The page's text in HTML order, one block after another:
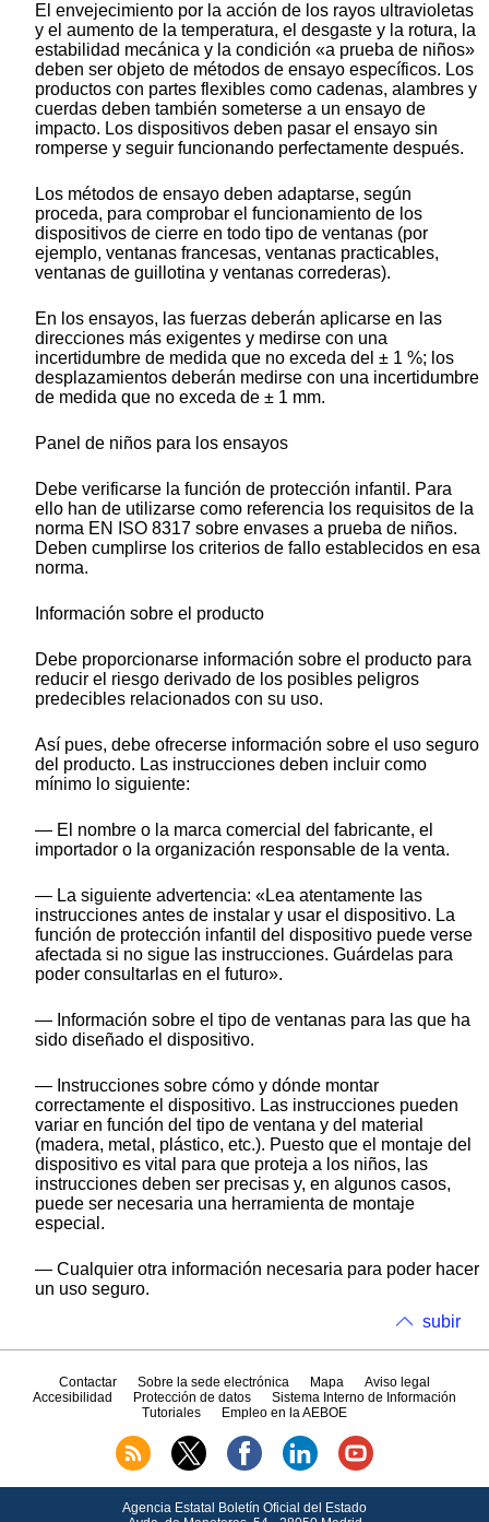
El envejecimiento por la acción de los rayos ultravioletas
y el aumento de la temperatura, el desgaste y la rotura, la
estabilidad mecánica y la condición «a prueba de niños»
deben ser objeto de métodos de ensayo específicos. Los
productos con partes flexibles como cadenas, alambres y
cuerdas deben también someterse a un ensayo de
impacto. Los dispositivos deben pasar el ensayo sin
romperse y seguir funcionando perfectamente después.
Los métodos de ensayo deben adaptarse, según
proceda, para comprobar el funcionamiento de los
dispositivos de cierre en todo tipo de ventanas (por
ejemplo, ventanas francesas, ventanas practicables,
ventanas de guillotina y ventanas correderas).
En los ensayos, las fuerzas deberán aplicarse en las
direcciones más exigentes y medirse con una
incertidumbre de medida que no exceda del ± 1 %; los
desplazamientos deberán medirse con una incertidumbre
de medida que no exceda de ± 1 mm.
Panel de niños para los ensayos
Debe verificarse la función de protección infantil. Para
ello han de utilizarse como referencia los requisitos de la
norma EN ISO 8317 sobre envases a prueba de niños.
Deben cumplirse los criterios de fallo establecidos en esa
norma.
Información sobre el producto
Debe proporcionarse información sobre el producto para
reducir el riesgo derivado de los posibles peligros
predecibles relacionados con su uso.
Así pues, debe ofrecerse información sobre el uso seguro
del producto. Las instrucciones deben incluir como
mínimo lo siguiente:
— El nombre o la marca comercial del fabricante, el
importador o la organización responsable de la venta.
— La siguiente advertencia: «Lea atentamente las
instrucciones antes de instalar y usar el dispositivo. La
función de protección infantil del dispositivo puede verse
afectada si no sigue las instrucciones. Guárdelas para
poder consultarlas en el futuro».
— Información sobre el tipo de ventanas para las que ha
sido diseñado el dispositivo.
— Instrucciones sobre cómo y dónde montar
correctamente el dispositivo. Las instrucciones pueden
variar en función del tipo de ventana y del material
(madera, metal, plástico, etc.). Puesto que el montaje del
dispositivo es vital para que proteja a los niños, las
instrucciones deben ser precisas y, en algunos casos,
puede ser necesaria una herramienta de montaje
especial.
— Cualquier otra información necesaria para poder hacer
un uso seguro.
subir
Contactar Sobre la sede electrónica Mapa
Aviso legal
Accesibilidad
Protección de datos
Sistema Interno de Información
Tutoriales
Empleo en la AEBOE
Agencia Estatal Boletín Oficial del Estado